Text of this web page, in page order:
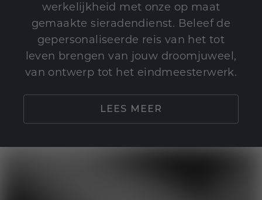
werkelijkheid met onze op maat
gemaakte sieradendienst. Beleef de
gepersonaliseerde reis van het tot
leven brengen van jouw droomjuweel,
van ontwerp tot het eindmeesterwerk.
LEES MEER